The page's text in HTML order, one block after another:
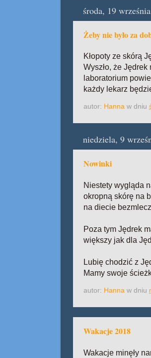
środa, 19
Żeby nie było za
Kłopoty ze skórą
Wyszło, że
laboratorium
każdy lekarz
autor: Hanna w dniu
niedziela, 9
Nowinki
Niestety wygląda
okropną skórę na
na diecie
Poza tym Jędrek
większy jak dla
Lubię chodzić z
Mamy swoje
autor: Hanna w dniu
Wakacje 2018
Wakacje minęły